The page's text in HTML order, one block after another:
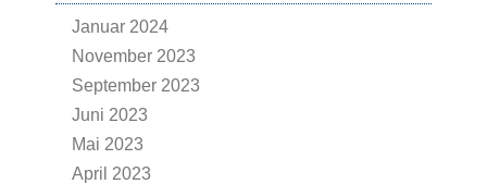
Januar 2024
November 2023
September 2023
Juni 2023
Mai 2023
April 2023